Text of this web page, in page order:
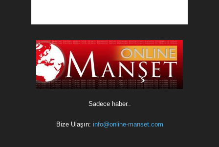
Sadece haber..
Bize Ulaşın: info@online-manset.com